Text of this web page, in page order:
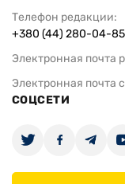
Телефон редакции:
+380 (44) 280-04-85
Электронная почта
Электронная почта
СОЦСЕТИ